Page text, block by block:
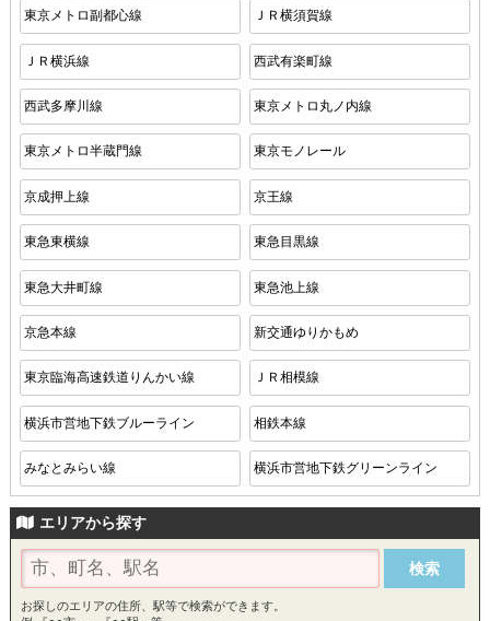
東京メトロ副都心線 ＪＲ横須賀線
ＪＲ横浜線 西武有楽町線
西武多摩川線 東京メトロ丸ノ内線
東京メトロ半蔵門線 東京モノレール
京成押上線 京王線
東急東横線 東急目黒線
東急大井町線 東急池上線
京急本線 新交通ゆりかもめ
東京臨海高速鉄道りんかい線 ＪＲ相模線
横浜市営地下鉄ブルーライン 相鉄本線
みなとみらい線 横浜市営地下鉄グリーンライン
エリアから探す
お探しのエリアの住所、駅等で検索ができます。